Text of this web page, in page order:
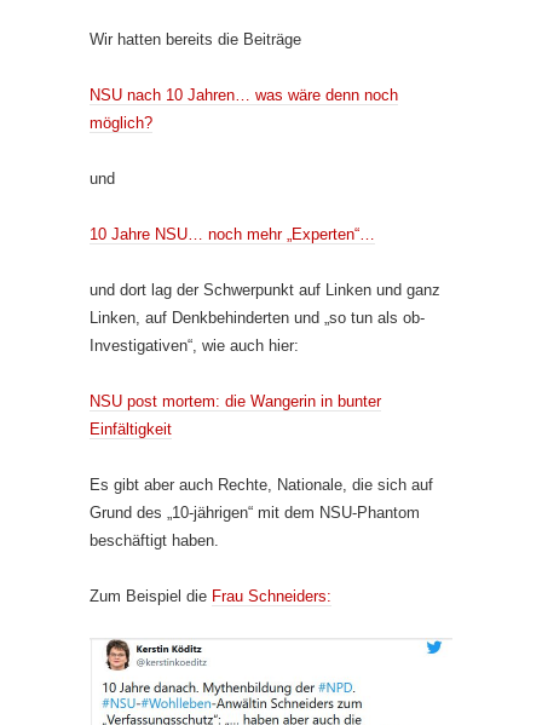
Wir hatten bereits die Beiträge
NSU nach 10 Jahren… was wäre denn noch
möglich?
und
10 Jahre NSU… noch mehr „Experten“…
und dort lag der Schwerpunkt auf Linken und ganz
Linken, auf Denkbehinderten und „so tun als ob-
Investigativen“, wie auch hier:
NSU post mortem: die Wangerin in bunter
Einfältigkeit
Es gibt aber auch Rechte, Nationale, die sich auf
Grund des „10-jährigen“ mit dem NSU-Phantom
beschäftigt haben.
Zum Beispiel die Frau Schneiders: